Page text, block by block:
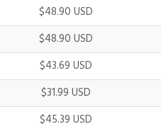
$48.90 USD
$48.90 USD
$43.69 USD
$31.99 USD
$45.39 USD